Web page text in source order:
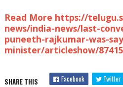
Read More https://
news/india-news/last-
puneeth-rajkumar-was-
minister/articleshow/
SHARE THIS Facebook Twitter